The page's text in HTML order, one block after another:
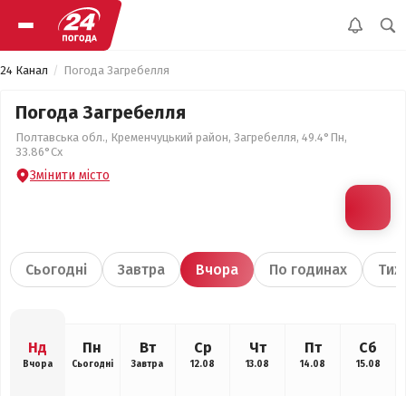
24 Канал Погода Загребелля
Погода Загребелля
Полтавська обл., Кременчуцький район, Загребелля, 49.4°Пн,
33.86°Сх
Змінити місто
Сьогодні Завтра Вчора По годинах
Нд
Вчора
Пн
Сьогодні
Вт
Завтра
Ср
12.08
Чт
13.08
Пт
14.08
Сб
15.08